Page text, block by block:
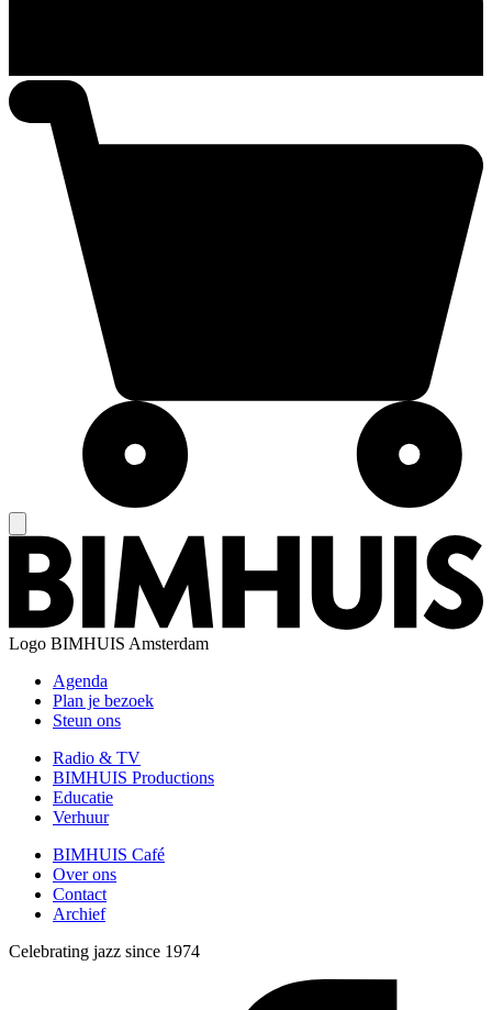
Logo BIMHUIS Amsterdam
Agenda
Plan je bezoek
Steun ons
Radio & TV
BIMHUIS Productions
Educatie
Verhuur
BIMHUIS Café
Over ons
Contact
Archief
Celebrating jazz since 1974